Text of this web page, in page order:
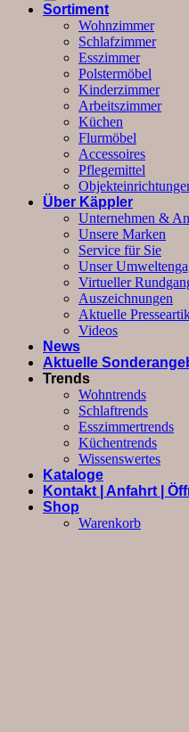
Sortiment
Wohnzimmer
Schlafzimmer
Esszimmer
Polstermöbel
Kinderzimmer
Arbeitszimmer
Küchen
Flurmöbel
Accessoires
Pflegemittel
Über Käppler
Unternehmen &
Unsere Marken
Service für Sie
Unser
Virtueller
Auszeichnungen
Aktuelle
Videos
News
Aktuelle
Trends
Wohntrends
Schlaftrends
Esszimmertrends
Küchentrends
Wissenswertes
Kataloge
Kontakt | Anfahrt |
Shop
Warenkorb